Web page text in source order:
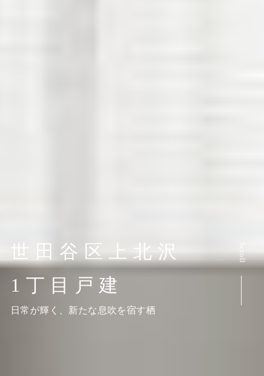
世田谷区上北沢
1丁目戸建
日常が輝く、新たな息吹を宿す栖
Scroll